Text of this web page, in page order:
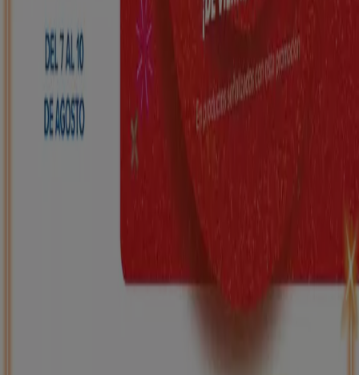
Ofertas que vuelan desde el 7 de agosto
Santo Domingo de la Calzada
Nuevo
REGIONAL (Articulos locales de
Caduca el 25/8
Santo Domingo de la Calzada